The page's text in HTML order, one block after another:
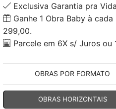
Exclusiva Garantia pra
Ganhe 1 Obra Baby à cada
299,00.
Parcele em 6X s/ Juros ou
OBRAS POR FORMATO
OBRAS HORIZONTAIS